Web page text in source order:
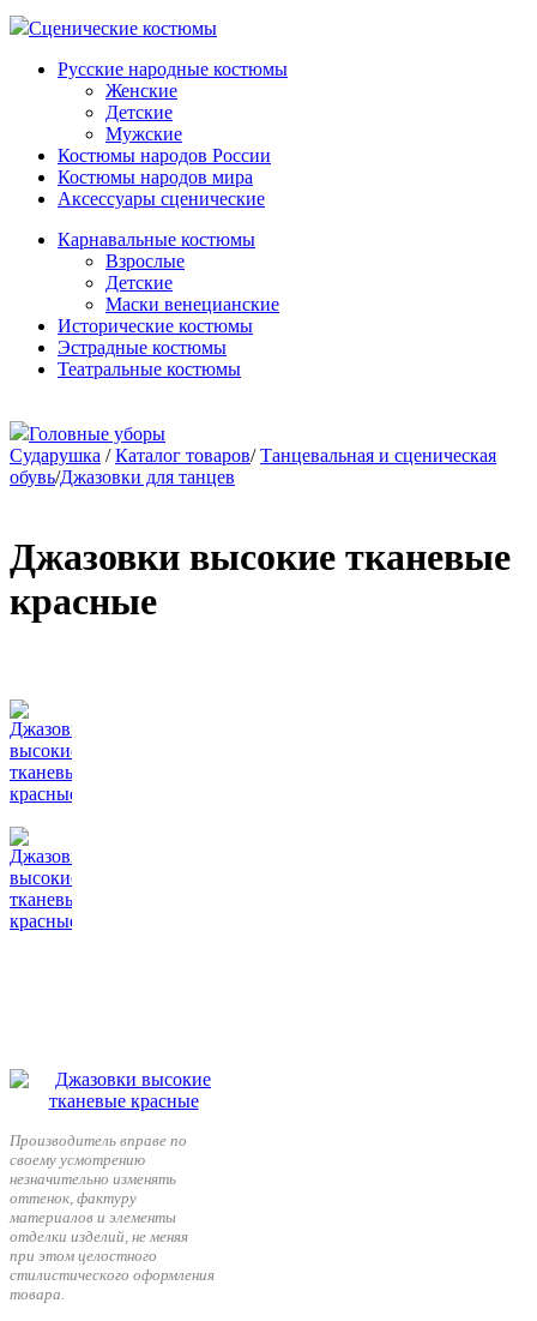
Сценические костюмы
Русские народные костюмы
Женские
Детские
Мужские
Костюмы народов России
Костюмы народов мира
Аксессуары сценические
Карнавальные костюмы
Взрослые
Детские
Маски венецианские
Исторические костюмы
Эстрадные костюмы
Театральные костюмы
Головные уборы
Сударушка / Каталог товаров/ Танцевальная и сценическая
обувь/Джазовки для танцев
Джазовки высокие тканевые
красные
Производитель вправе по
своему усмотрению
незначительно изменять
оттенок, фактуру
материалов и элементы
отделки изделий, не меняя
при этом целостного
стилистического оформления
товара.